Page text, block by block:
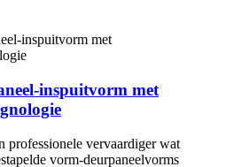
inspuitvorm met
professionele vervaardiger wat
vorm-deurpaneelvorms